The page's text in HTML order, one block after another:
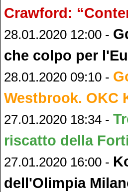
Crawford:
28.01.2020 12:00 -
che colpo per
28.01.2020 09:10 -
Westbrook. OKC
27.01.2020 18:34 -
riscatto della
27.01.2020 16:00 -
dell'Olimpia